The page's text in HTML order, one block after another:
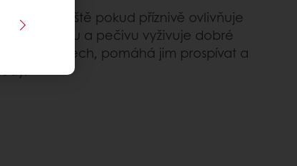
jíme. Zvláště pokud příznivě ovlivňuje
v chlebu a pečivu vyživuje dobré
ve střevech, pomáhá jim prospívat a